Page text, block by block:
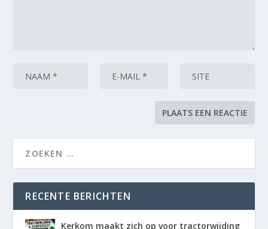
RECENTE BERICHTEN
Kerkom maakt zich op voor tractorwijding